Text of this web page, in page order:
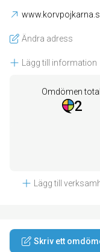
Ändra adress
Lägg till information
Omdömen
2
Lägg till
Skriv ett